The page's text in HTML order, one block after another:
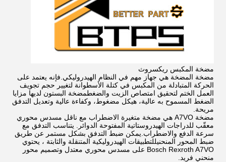
مضخة المكبس ريكسروث
مضخة المضخة هي جهاز مهم في النظام الهيدروليكي.فإنه يعتمد على
الحركة المتبادلة من المكبس في كتلة الأسطوانة لتغيير حجم تجويف
العمل الختم لتحقيق امتصاص الزيت والضغطمضخة البستون لديها مزايا
الضغط المسموح به عالية، هيكل مضغوط، وكفاءة عالية وتعديل التدفق
مريحة.
مضخة A7VO هي مضخة متغيرة الاضطراب مع ناقل مسدس محوري
معقّب للدراجات الهيدروستاتية المفتوحة الدوائر. يتناسب التدفق مع
سرعة الدفع والاضطراب.يمكن ضبط التدفق بشكل مستمر عن طريق
ضبط المحور المنحنيللتطبيقات الهيدروليكية المتنقلة والثابتة ، يحتوي
Bosch Rexroth A7VO على مسدس محوري معتدل وتصميم محور
منحني فريد.